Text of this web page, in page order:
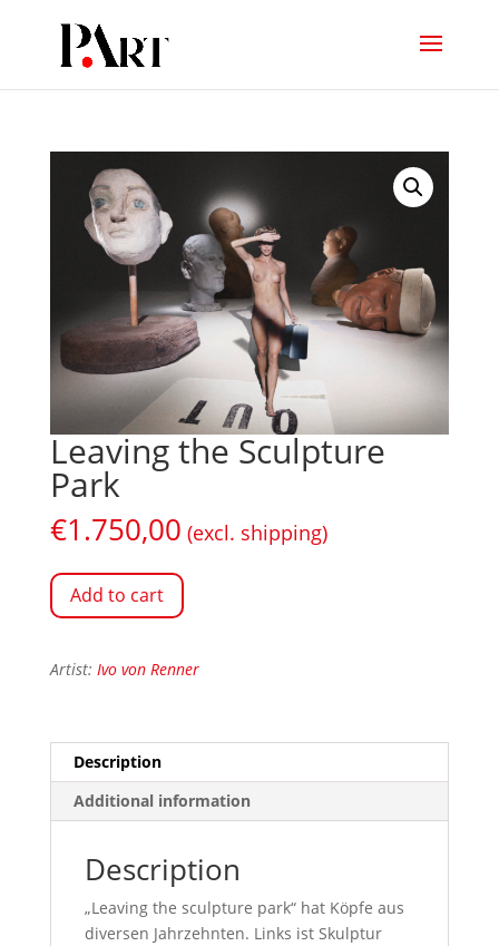
Leaving the Sculpture
Park
€1.750,00 (excl. shipping)
Add to cart
Artist: Ivo von Renner
Description
Additional information
Description
„Leaving the sculpture park“ hat Köpfe aus
diversen Jahrzehnten. Links ist Skulptur